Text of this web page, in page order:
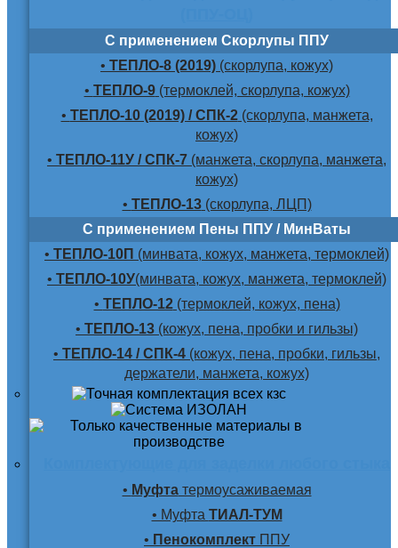
С применением Скорлупы ППУ
• ТЕПЛО-8 (2019) (скорлупа, кожух)
• ТЕПЛО-9(термоклей, скорлупа, кожух)
• ТЕПЛО-10 (2019) / СПК-2(скорлупа, манжета,
кожух)
• ТЕПЛО-11У / СПК-7 (манжета, скорлупа, манжета,
кожух)
• ТЕПЛО-13(скорлупа, ЛЦП)
С применением Пены ППУ / МинВаты
• ТЕПЛО-10П (минвата, кожух, манжета, термоклей)
• ТЕПЛО-10У(минвата, кожух, манжета, термоклей)
• ТЕПЛО-12(термоклей, кожух, пена)
• ТЕПЛО-13 (кожух, пена, пробки и гильзы)
• ТЕПЛО-14 / СПК-4 (кожух, пена, пробки, гильзы,
держатели, манжета, кожух)
• Муфтатермоусаживаемая
• Муфта ТИАЛ-ТУМ
• Пенокомплект ППУ